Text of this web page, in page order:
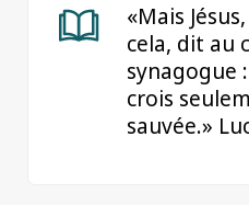
«Mais
cela, dit au
synagogue
crois
sauvée.»